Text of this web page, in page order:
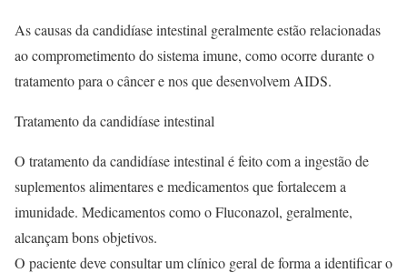
As causas da candidíase intestinal geralmente estão relacionadas
ao comprometimento do sistema imune, como ocorre durante o
tratamento para o câncer e nos que desenvolvem AIDS.
Tratamento da candidíase intestinal
O tratamento da candidíase intestinal é feito com a ingestão de
suplementos alimentares e medicamentos que fortalecem a
imunidade. Medicamentos como o Fluconazol, geralmente,
alcançam bons objetivos.
O paciente deve consultar um clínico geral de forma a identificar o